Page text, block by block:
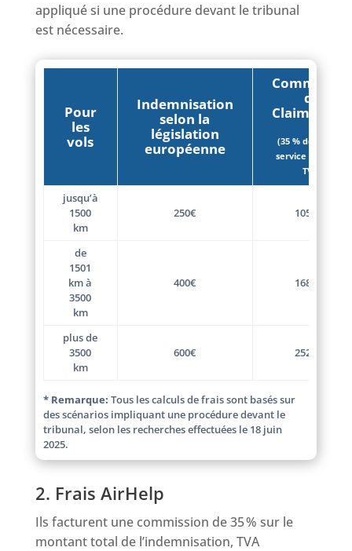
appliqué si une procédure devant le tribunal
est nécessaire.
Pour
les
vols
Indemnisation
selon la
législation
européenne
de
(35 % de frais de
service + 20 % de
TVA)
jusqu’à
1500
km
250€ 105.00
de
1501
km à
3500
km
400€ 168.00
plus de
3500
km
600€ 252.00
* Remarque: Tous les calculs de frais sont basés sur
des scénarios impliquant une procédure devant le
tribunal, selon les recherches effectuées le 18 juin
2025.
2. Frais AirHelp
Ils facturent une commission de 35 % sur le
montant total de l’indemnisation, TVA